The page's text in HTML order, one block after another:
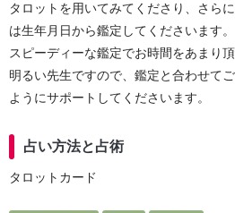
タロットを用いてみてくださり、さら
は生年月日から鑑定してくださいます。
スピーディーな鑑定でお時間をあまり頂
明るい先生ですので、鑑定と合わせて
ようにサポートしてくださいます。
占い方法と占術
タロットカード